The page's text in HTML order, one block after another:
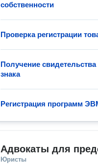
собственности
Проверка регистрации
Получение свидетельства
знака
Регистрация программ
Адвокаты для
Юристы